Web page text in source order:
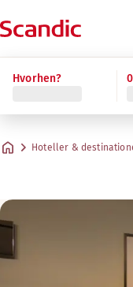
Hvorhen?
Hoteller &